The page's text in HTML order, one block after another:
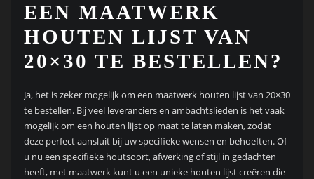
EEN MAATWERK
HOUTEN LIJST VAN
20×30 TE BESTELLEN?
Ja, het is zeker mogelijk om een maatwerk houten lijst van 20×30
te bestellen. Bij veel leveranciers en ambachtslieden is het vaak
mogelijk om een houten lijst op maat te laten maken, zodat
deze perfect aansluit bij uw specifieke wensen en behoeften. Of
u nu een specifieke houtsoort, afwerking of stijl in gedachten
heeft, met maatwerk kunt u een unieke houten lijst creëren die